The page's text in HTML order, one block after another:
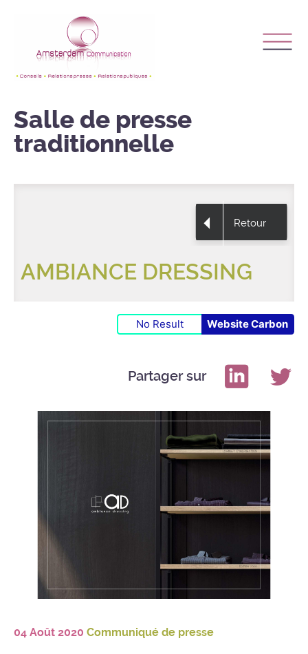
Salle de presse
traditionnelle
Retour
AMBIANCE DRESSING
No Result Website Carbon
Partager sur
04 Août 2020 Communiqué de presse